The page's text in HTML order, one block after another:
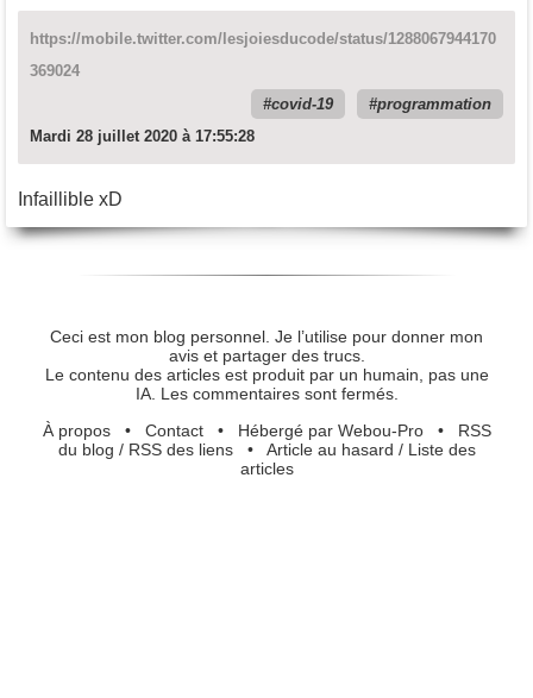
https://mobile.twitter.com/lesjoiesducode/status/1288067944170
369024
covid-19
programmation
Mardi 28 juillet 2020 à 17:55:28
Infaillible xD
Ceci est mon blog personnel. Je l’utilise pour donner mon
avis et partager des trucs.
Le contenu des articles est produit par un humain, pas une
IA. Les commentaires sont fermés.
À propos• Contact• Hébergé par Webou-Pro• RSS
du blog / RSS des liens• Article au hasard / Liste des
articles